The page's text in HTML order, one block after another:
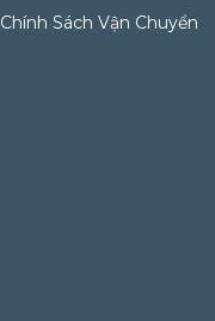
Chính Sách Vận Chuyển